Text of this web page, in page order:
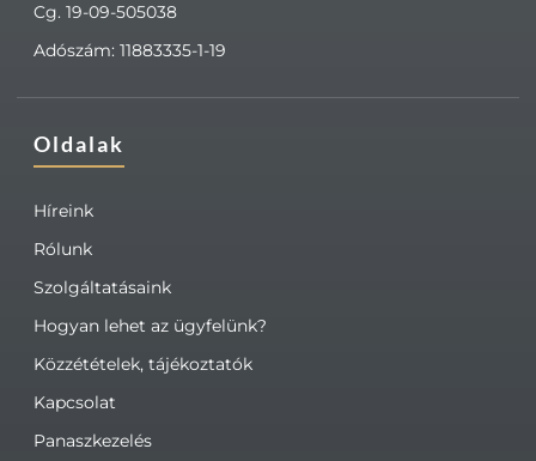
Cg. 19-09-505038
Adószám: 11883335-1-19
Oldalak
Híreink
Rólunk
Szolgáltatásaink
Hogyan lehet az ügyfelünk?
Közzétételek, tájékoztatók
Kapcsolat
Panaszkezelés